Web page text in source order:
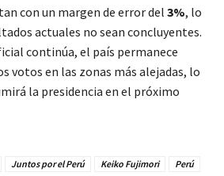
con un margen de error del 3%, lo
actuales no sean concluyentes.
continúa, el país permanece
votos en las zonas más alejadas, lo
la presidencia en el próximo
Juntos por el Perú Keiko Fujimori
Perú